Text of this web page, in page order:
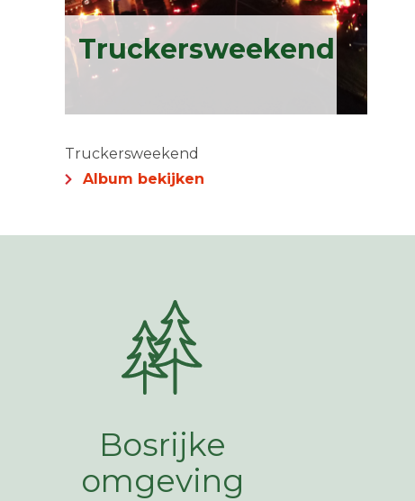
Truckersweekend
Truckersweekend
Album bekijken
Bosrijke
omgeving